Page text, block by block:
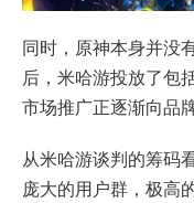
同时，原神本身并没
后，米哈游投放了包
市场推广正逐渐向品
从米哈游谈判的筹码
庞大的用户群，极高